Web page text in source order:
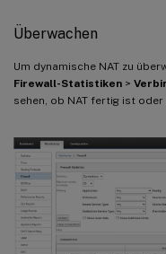
Überwachen
Um dynamische NAT zu
Firewall-Statistiken >
sehen, ob NAT fertig ist oder